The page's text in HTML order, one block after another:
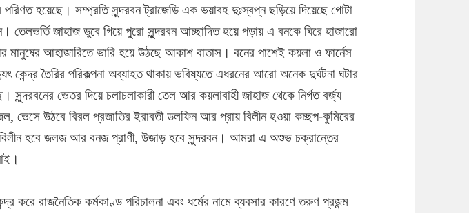
পরিণত হয়েছে। সম্প্রতি সুন্দরবন ট্রাজেডি এক ভয়াবহ দুঃস্বপ্ন ছড়িয়ে দিয়েছে গোটা
তেলভর্তি জাহাজ ডুবে গিয়ে পুরো সুন্দরবন আচ্ছাদিত হয়ে পড়ায় এ বনকে ঘিরে হাজারো
মানুষের আহাজারিতে ভারি হয়ে উঠছে আকাশ বাতাস। বনের পাশেই কয়লা ও ফার্নেস
কেন্দ্র তৈরির পরিকল্পনা অব্যাহত থাকায় ভবিষ্যতে এধরনের আরো অনেক দুর্ঘটনা ঘটার
সুন্দরবনের ভেতর দিয়ে চলাচলাকারী তেল আর কয়লাবাহী জাহাজ থেকে নির্গত বর্জ্য
ভেসে উঠবে বিরল প্রজাতির ইরাবতী ডলফিন আর প্রায় বিলীন হওয়া কচ্ছপ-কুমিরের
হবে জলজ আর বনজ প্রাণী, উজাড় হবে সুন্দরবন। আমরা এ অশুভ চক্রান্তের
করে রাজনৈতিক কর্মকাণ্ড পরিচালনা এবং ধর্মের নামে ব্যবসার কারণে তরুণ প্রজন্ম